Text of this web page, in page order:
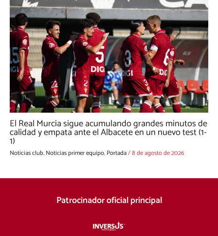
El Real Murcia sigue acumulando grandes minutos de
calidad y empata ante el Albacete en un nuevo test (1-
1)
Noticias club,Noticias primer equipo,Portada/8 de agosto de 2026
Patrocinador oficial principal